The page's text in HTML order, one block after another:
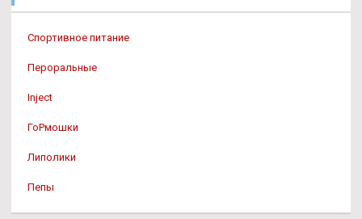
Спортивное питание
Пероральные
Inject
ГоРмошки
Липолики
Пепы